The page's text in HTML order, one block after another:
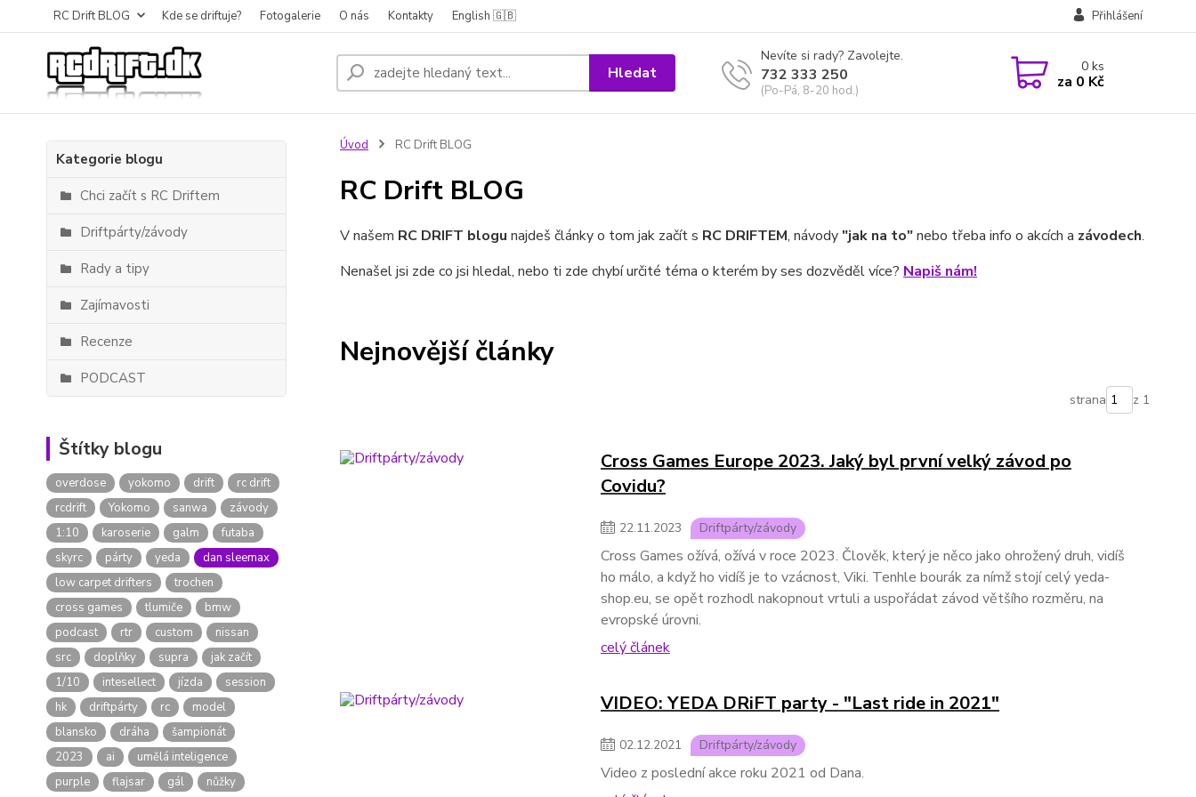
RC Drift BLOG Kde se driftuje? Fotogalerie O nás Kontakty English 🇬🇧 Přihlášení
Hledat
Nevíte si rady? Zavolejte.
732 333 250
(Po-Pá, 8-20 hod.)
0ks
za 0 Kč
Kategorie blogu
Chci začít s RC Driftem
Driftpárty/závody
Rady a tipy
Zajímavosti
Recenze
PODCAST
Štítky blogu
overdose yokomo drift
rc drift
rcdrift
Yokomo sanwa
závody
1:10
karoserie galm
futaba
skyrc
párty yeda
dan sleemax
low carpet drifters
trochen
cross games
tlumiče
bmw
podcast
rtr custom
nissan
src
doplňky supra
jak začít
1/10
intesellect jízda
session
hk
driftpárty rc
model
blansko
dráha
šampionát
2023
ai
umělá inteligence
purple
flajsar gál
nůžky
Úvod RC Drift BLOG
RC Drift BLOG
V našem RC DRIFT blogu najdeš články o tom jak začít s RC DRIFTEM, návody"jak na to"nebo třeba info o akcích a závodech.
Nenašel jsi zde co jsi hledal, nebo ti zde chybí určité téma o kterém by ses dozvěděl více? Napiš nám!
Nejnovější články
strana z 1
Cross Games Europe 2023. Jaký byl první velký závod po
Covidu?
22.11.2023 Driftpárty/závody
Cross Games ožívá, ožívá v roce 2023. Člověk, který je něco jako ohrožený druh, vidíš
ho málo, a když ho vidíš je to vzácnost, Viki. Tenhle bourák za nímž stojí celý yeda-
shop.eu, se opět rozhodl nakopnout vrtuli a uspořádat závod většího rozměru, na
evropské úrovni.
celý článek
VIDEO: YEDA DRiFT party - "Last ride in 2021"
02.12.2021 Driftpárty/závody
Video z poslední akce roku 2021 od Dana.